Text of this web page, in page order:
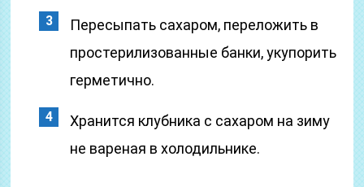
Пересыпать сахаром, переложить в
простерилизованные банки, укупорить
герметично.
Хранится клубника с сахаром на зиму
не вареная в холодильнике.